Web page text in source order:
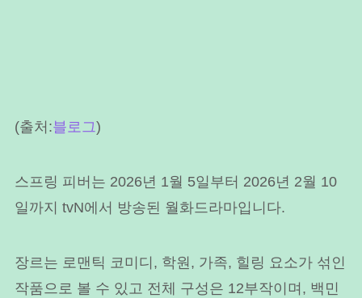
(출처:블로그)
스프링 피버는 2026년 1월 5일부터 2026년 2월 10
일까지 tvN에서 방송된 월화드라마입니다.
장르는 로맨틱 코미디, 학원, 가족, 힐링 요소가 섞인
작품으로 볼 수 있고 전체 구성은 12부작이며, 백민